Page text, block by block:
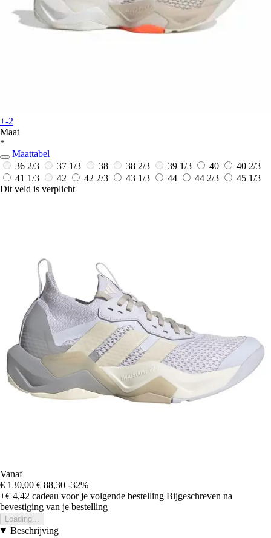
+-2
Maat
*
Maattabel
36 2/3
37 1/3 38 38 2/3 39 1/3 40
40 2/3
41 1/3
42 42 2/3 43 1/3 44 44 2/3
45 1/3
Dit veld is verplicht
Vanaf
€ 130,00 € 88,30 -32%
+€ 4,42 cadeau voor je volgende bestelling Bijgeschreven na
bevestiging van je bestelling
Loading...
Beschrijving